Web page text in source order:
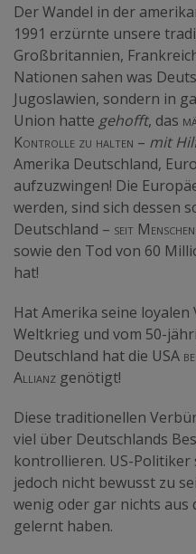
Der Wandel in der
1991 erzürnte unsere
Großbritannien,
Nationen sahen was
Jugoslawien, sondern in
Union hatte gehofft, das
Kontrolle zu halten – mit
Amerika Deutschland,
aufzuzwingen! Die
werden, sind sich dessen
Deutschland – seit
sowie den Tod von 60
hat!
Hat Amerika seine
Weltkrieg und vom 50-
Deutschland hat die USA
Allianz genötigt!
Diese traditionellen
viel über Deutschlands
kontrollieren. US-Politiker
jedoch nicht bewusst zu
wenig oder gar nichts aus
gelernt haben.